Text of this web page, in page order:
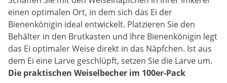
einen optimalen Ort, in dem sich das Ei der
Bienenkönigin ideal entwickelt. Platzieren Sie den
Behälter in den Brutkasten und Ihre Bienenkönigin legt
das Ei optimaler Weise direkt in das Näpfchen. Ist aus
dem Ei eine Larve geschlüpft, setzen Sie die Larve um.
Die praktischen Weiselbecher im 100er-Pack